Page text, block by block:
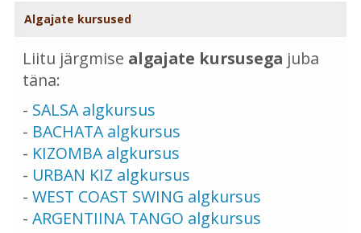
Algajate kursused
Liitu järgmise algajate kursusega juba
täna:
- SALSA algkursus
- BACHATA algkursus
- KIZOMBA algkursus
- URBAN KIZ algkursus
- WEST COAST SWING algkursus
- ARGENTIINA TANGO algkursus